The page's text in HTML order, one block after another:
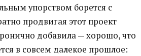
упорством борется с
продвигая этот проект
добавила — хорошо, что
в совсем далекое прошлое: